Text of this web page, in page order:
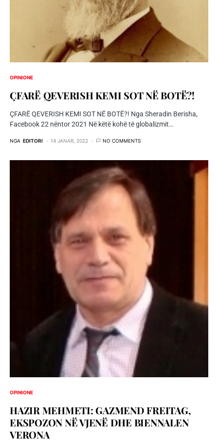
OPINIONE
ÇFARË QEVERISH KEMI SOT NË BOTË?!
ÇFARË QEVERISH KEMI SOT NË BOTË?! Nga Sheradin Berisha,
Facebook 22 nëntor 2021 Në këtë kohë të globalizmit…
NGA EDITORI 14 JANAR, 2022 NO COMMENTS
OPINIONE
HAZIR MEHMETI: GAZMEND FREITAG,
EKSPOZON NË VJENË DHE BIENNALEN
VERONA